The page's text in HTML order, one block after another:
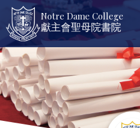
Notre Dame College
獻主會聖母院書院